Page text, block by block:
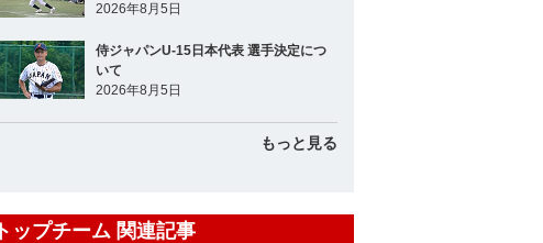
2026年8月5日
侍ジャパンU-15日本代表 選手決定につ
いて
2026年8月5日
もっと見る
トップチーム 関連記事